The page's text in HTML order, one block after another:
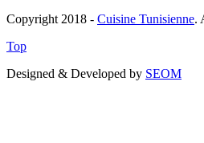
Copyright 2018 - Cuisine Tunisienne.
Top
Designed & Developed by SEOM